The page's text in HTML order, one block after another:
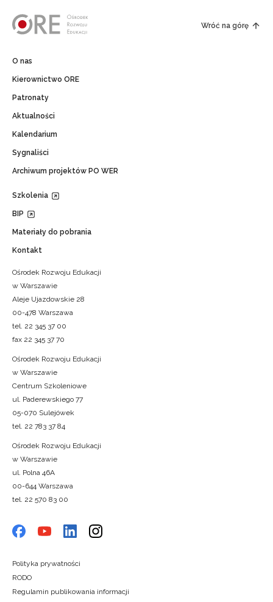
Wróć na górę
O nas
Kierownictwo ORE
Patronaty
Aktualności
Kalendarium
Sygnaliści
Archiwum projektów PO WER
Szkolenia
BIP
Materiały do pobrania
Kontakt
Ośrodek Rozwoju Edukacji
w Warszawie
Aleje Ujazdowskie 28
00-478 Warszawa
tel. 22 345 37 00
fax 22 345 37 70
Ośrodek Rozwoju Edukacji
w Warszawie
Centrum Szkoleniowe
ul. Paderewskiego 77
05-070 Sulejówek
tel. 22 783 37 84
Ośrodek Rozwoju Edukacji
w Warszawie
ul. Polna 46A
00-644 Warszawa
tel. 22 570 83 00
Polityka prywatności
RODO
Regulamin publikowania informacji